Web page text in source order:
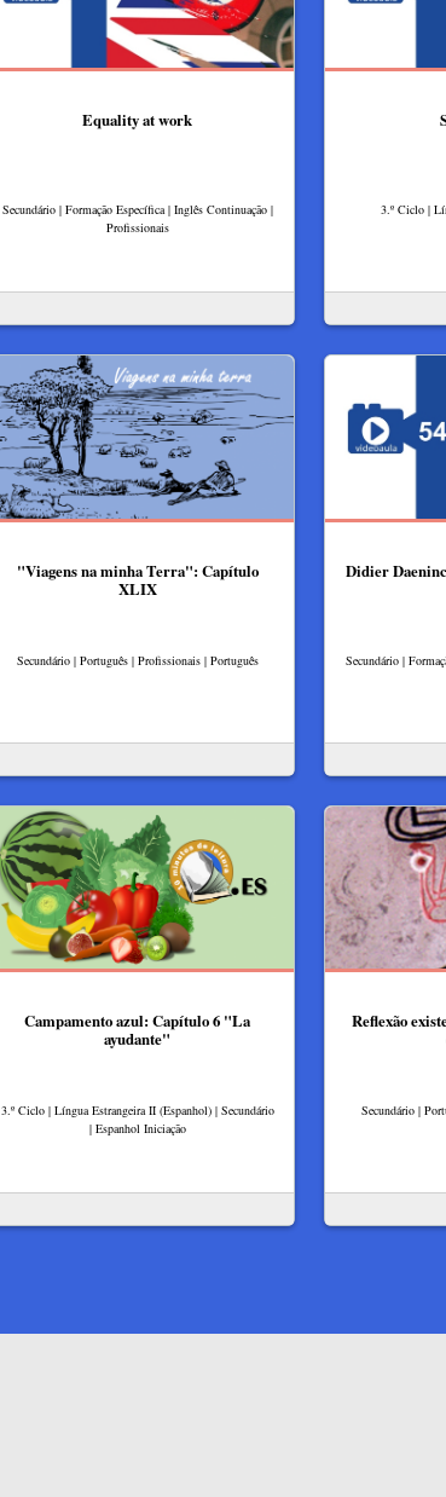
Equality at work
Secundário | Formação Específica | Inglês Continuação |
Profissionais
3.º Ciclo |
"Viagens na minha Terra": Capítulo
XLIX
Secundário | Português | Profissionais | Português
Didier
Secundário |
Campamento azul: Capítulo 6 "La
ayudante"
3.º Ciclo | Língua Estrangeira II (Espanhol) | Secundário
| Espanhol Iniciação
Reflexão
Secundário |